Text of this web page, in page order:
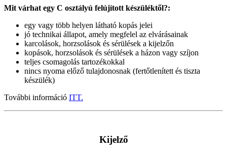
Mit várhat egy C osztályú felújított készüléktől?:
egy vagy több helyen látható kopás jelei
jó technikai állapot, amely megfelel az elvárásainak
karcolások, horzsolások és sérülések a kijelzőn
kopások, horzsolások és sérülések a házon vagy szíjon
teljes csomagolás tartozékokkal
nincs nyoma előző tulajdonosnak (fertőtlenített és tiszta
készülék)
További információ ITT.
Kijelző